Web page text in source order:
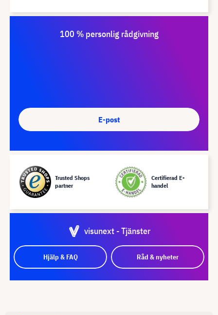
100 % personlig rådgivning
E-post
Trusted Shops
partner
Certifierad E-
handel
visunext - Tjänster
Hjälp & FAQ Råd & nyheter